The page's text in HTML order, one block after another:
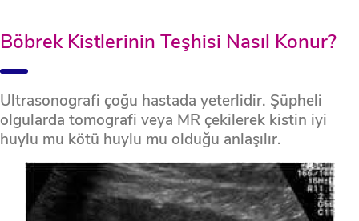
Böbrek Kistlerinin Teşhisi Nasıl Konur?
Ultrasonografi çoğu hastada yeterlidir. Şüpheli
olgularda tomografi veya MR çekilerek kistin iyi
huylu mu kötü huylu mu olduğu anlaşılır.